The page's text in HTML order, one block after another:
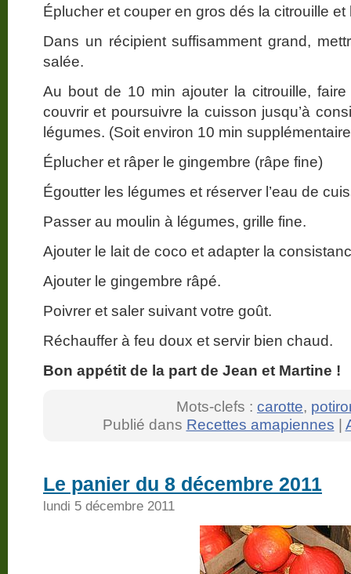
Éplucher et couper en gros dés la citrouille et
Dans un récipient suffisamment grand,
salée.
Au bout de 10 min ajouter la citrouille, faire
couvrir et poursuivre la cuisson jusqu’à
légumes. (Soit environ 10 min
Éplucher et râper le gingembre (râpe fine)
Égoutter les légumes et réserver l’eau de
Passer au moulin à légumes, grille fine.
Ajouter le lait de coco et adapter la
Ajouter le gingembre râpé.
Poivrer et saler suivant votre goût.
Réchauffer à feu doux et servir bien chaud.
Bon appétit de la part de Jean et Martine !
Mots-clefs : carotte,
Publié dans Recettes amapiennes |
Le panier du 8 décembre 2011
lundi 5 décembre 2011